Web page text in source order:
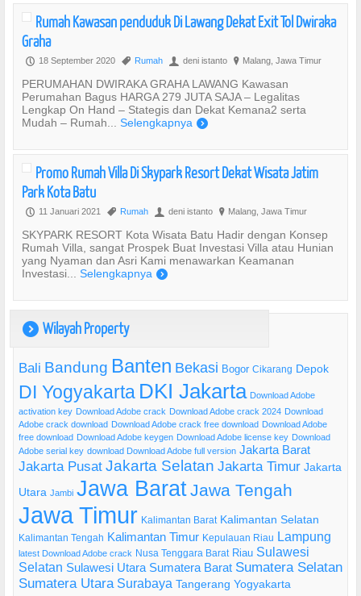
Rumah Kawasan penduduk Di Lawang Dekat Exit Tol Dwiraka
Graha
P 18 September 2020 , Rumah U deni istanto ? Malang, Jawa Timur
PERUMAHAN DWIRAKA GRAHA LAWANG Kawasan
Perumahan Bagus HARGA 279 JUTA SAJA – Legalitas
Lengkap On Hand – Stategis dan Dekat Kemana2 serta
Mudah – Rumah... Selengkapnya )
Promo Rumah Villa Di Skypark Resort Dekat Wisata Jatim
Park Kota Batu
P 11 Januari 2021 , Rumah U deni istanto ? Malang, Jawa Timur
SKYPARK RESORT Kota Wisata Batu Hadir dengan Konsep
Rumah Villa, sangat Prospek Buat Investasi Villa atau Hunian
yang Nyaman dan Asri Kami menawarkan Keamanan
Investasi... Selengkapnya )
) Wilayah Property
Bali Bandung Banten Bekasi Bogor Cikarang Depok
DI Yogyakarta DKI Jakarta Download Adobe
activation key Download Adobe crack Download Adobe crack 2024 Download
Adobe crack download Download Adobe crack free download Download Adobe
free download Download Adobe keygen Download Adobe license key Download
Adobe serial key download Download Adobe full version Jakarta Barat
Jakarta Pusat Jakarta Selatan Jakarta Timur Jakarta
Utara Jambi Jawa BaratJawa Tengah
Jawa Timur Kalimantan Barat Kalimantan Selatan
Kalimantan Tengah Kalimantan Timur Kepulauan Riau Lampung
latest Download Adobe crack Nusa Tenggara Barat Riau Sulawesi
Selatan Sulawesi Utara Sumatera Barat Sumatera Selatan
Sumatera Utara Surabaya Tangerang Yogyakarta